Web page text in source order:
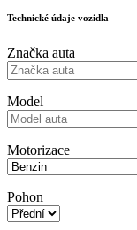
Technické údaje vozidla
Značka auta
Model
Motorizace
Pohon